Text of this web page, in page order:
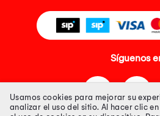
Síguenos
Usamos cookies para mejorar su
analizar el uso del sitio. Al hacer clic en